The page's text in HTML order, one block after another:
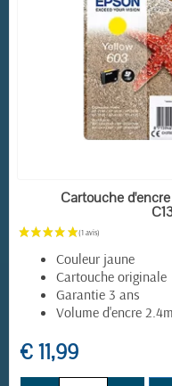
Cartouche
Couleur jaune
Cartouche originale
Garantie 3 ans
Volume d'encre
€ 11,99